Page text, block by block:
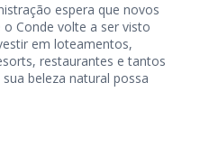
espera que novos
Conde volte a ser visto
em loteamentos,
restaurantes e tantos
beleza natural possa